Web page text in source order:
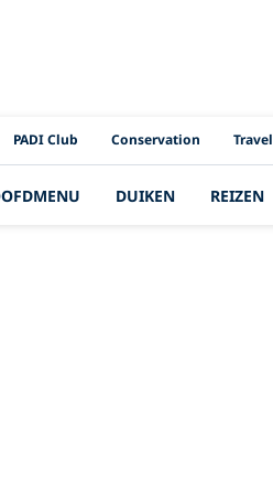
PADI Club Conservation Travel
DUIKEN REIZEN